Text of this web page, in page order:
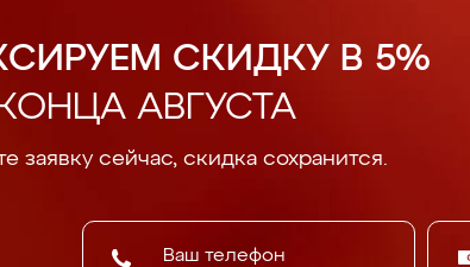
СКИДКУ В 5%
АВГУСТА
заявку сейчас, скидка сохранится.